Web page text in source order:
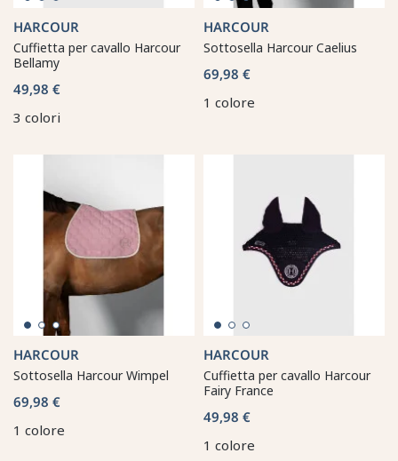
HARCOUR
Cuffietta per cavallo Harcour
Bellamy
49,98 €
3 colori
HARCOUR
Sottosella Harcour Caelius
69,98 €
1 colore
HARCOUR
Sottosella Harcour Wimpel
69,98 €
1 colore
HARCOUR
Cuffietta per cavallo Harcour
Fairy France
49,98 €
1 colore